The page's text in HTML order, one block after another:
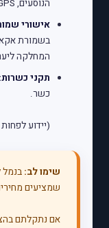
הנוסעים, GPS וקשר ים-יבשה.
אישורי
בשמורת
המחלקה
תקני כשרות:
כשר.
(יידוע לפחות 7 ימים מראש).
שימו לב:בנמל
שמציעים